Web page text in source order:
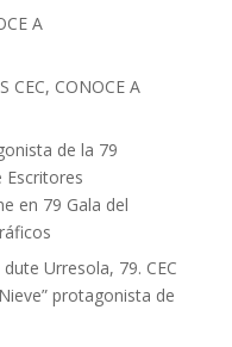
A
CEC, CONOCE A
de la 79
Escritores
en 79 Gala del
Urresola, 79. CEC
protagonista de